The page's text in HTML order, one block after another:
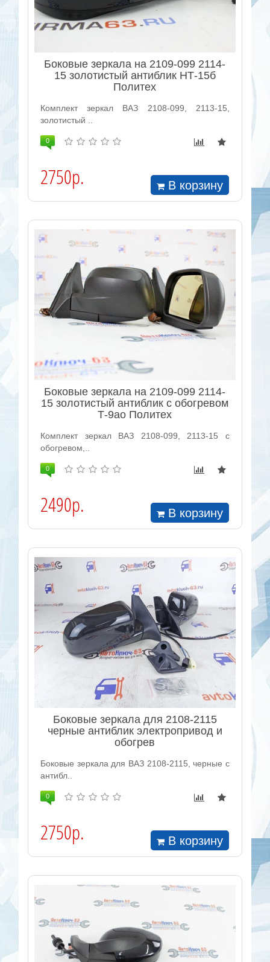
Боковые зеркала на 2109-099 2114-
15 золотистый антиблик НТ-15б
Политех
Комплект зеркал ВАЗ 2108-099, 2113-15,
золотистый ..
0
2750р. В корзину
Боковые зеркала на 2109-099 2114-
15 золотистый антиблик с обогревом
Т-9ао Политех
Комплект зеркал ВАЗ 2108-099, 2113-15 с
обогревом,..
0
2490р. В корзину
Боковые зеркала для 2108-2115
черные антиблик электропривод и
обогрев
Боковые зеркала для ВАЗ 2108-2115, черные с
антибл..
0
2750р. В корзину